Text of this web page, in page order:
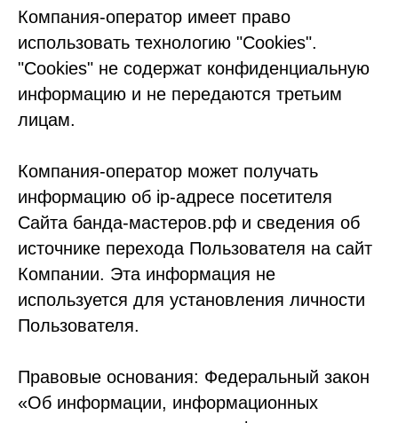
Компания-оператор имеет право
использовать технологию "Cookies".
"Cookies" не содержат конфиденциальную
информацию и не передаются третьим
лицам.
Компания-оператор может получать
информацию об ip-адресе посетителя
Сайта банда-мастеров.рф и сведения об
источнике перехода Пользователя на сайт
Компании. Эта информация не
используется для установления личности
Пользователя.
Правовые основания: Федеральный закон
«Об информации, информационных